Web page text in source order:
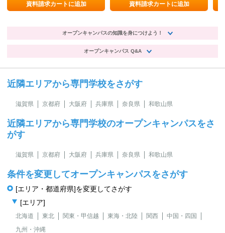
資料請求カートに追加 資料請求カートに追加
オープンキャンパスの知識を身につけよう！
オープンキャンパス Q&A
近隣エリアから専門学校をさがす
滋賀県 京都府 大阪府 兵庫県 奈良県 和歌山県
近隣エリアから専門学校のオープンキャンパスをさ
がす
滋賀県 京都府 大阪府 兵庫県 奈良県 和歌山県
条件を変更してオープンキャンパスをさがす
[エリア・都道府県]を変更してさがす
[エリア]
北海道 東北 関東・甲信越 東海・北陸 関西
中国・四国
九州・沖縄